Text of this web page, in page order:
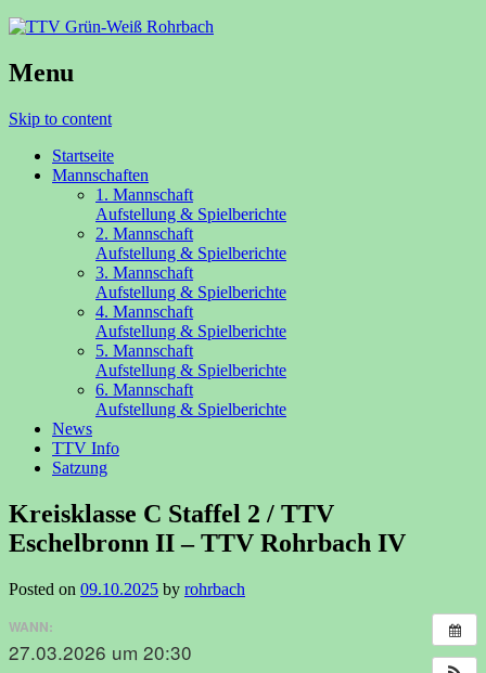
Menu
Skip to content
Startseite
Mannschaften
1. Mannschaft
Aufstellung & Spielberichte
2. Mannschaft
Aufstellung & Spielberichte
3. Mannschaft
Aufstellung & Spielberichte
4. Mannschaft
Aufstellung & Spielberichte
5. Mannschaft
Aufstellung & Spielberichte
6. Mannschaft
Aufstellung & Spielberichte
News
TTV Info
Satzung
Kreisklasse C Staffel 2 / TTV
Eschelbronn II – TTV Rohrbach IV
Posted on 09.10.2025 by rohrbach
WANN:
27.03.2026 um 20:30